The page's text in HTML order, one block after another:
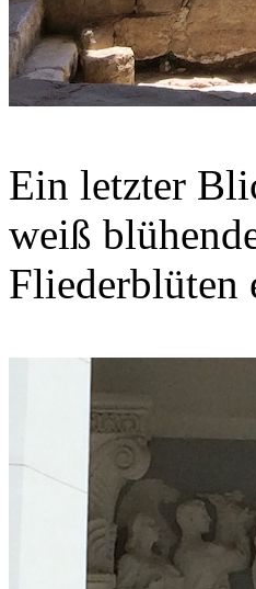
Ein letzter
weiß
Fliederblüten